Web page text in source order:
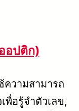
อปติก)
ความสามารถ
พื่อรู้จำตัวเลข,